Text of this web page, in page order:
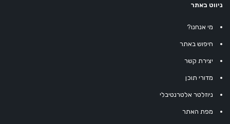
ניווט באתר
מי אנחנו?
חיפוש באתר
יצירת קשר
מדורי תוכן
ניוזלטר אלטרנטיבלי
מפת האתר